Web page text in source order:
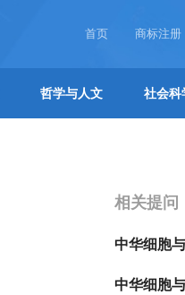
首页 商标注册
哲学与人文 社会科
相关提问
中华细胞
中华细胞